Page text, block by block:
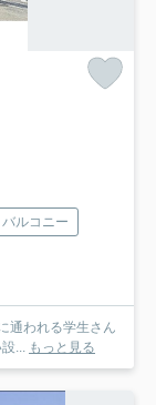
バルコニー
い設... もっと見る